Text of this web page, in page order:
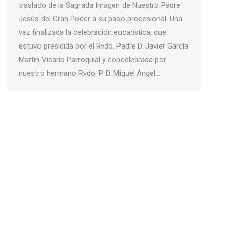
traslado de la Sagrada Imagen de Nuestro Padre
Jesús del Gran Poder a su paso procesional. Una
vez finalizada la celebración eucarística, que
estuvo presidida por el Rvdo. Padre D. Javier García
Martin Vicario Parroquial y concelebrada por
nuestro hermano Rvdo. P. D. Miguel Ángel…